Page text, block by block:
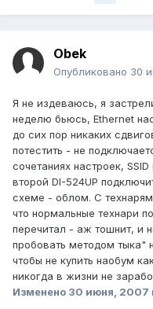
Obek
Опубликовано 30
Я не издеваюсь, я
неделю бьюсь, Ethernet
до сих пор никаких
потестить - не
сочетаниях настроек,
второй DI-524UP
схеме - облом. С
что нормальные технари
перечитал - аж тошнит, и
пробовать методом тыка"
чтобы не купить наобум
никогда в жизни не
Изменено 30 июня, 2007